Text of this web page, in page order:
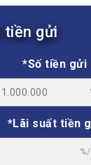
tiền gửi
*Số tiền gửi
*Lãi suất tiền